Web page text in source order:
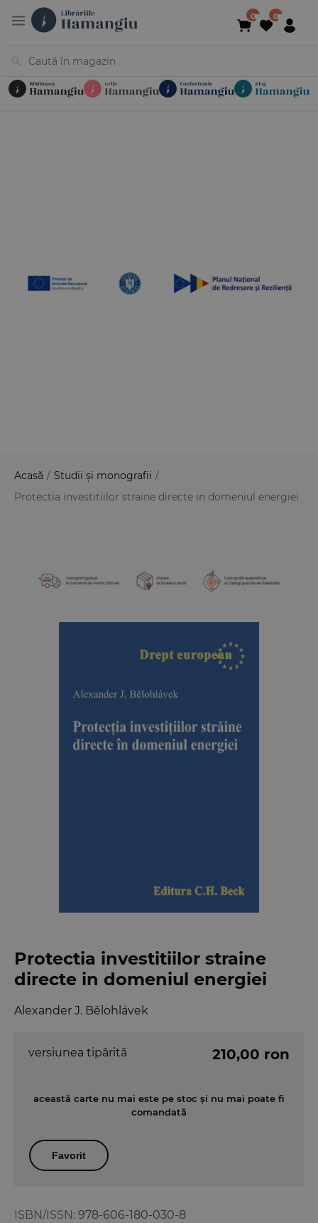
Acasă / Studii și monografii /
Protectia investitiilor straine directe in domeniul energiei
Protectia investitiilor straine
directe in domeniul energiei
Alexander J. Bělohlávek
ISBN/ISSN: 978-606-180-030-8
versiunea tipărită 210,00 ron
această carte nu mai este pe stoc și nu mai poate fi
comandată
Favorit